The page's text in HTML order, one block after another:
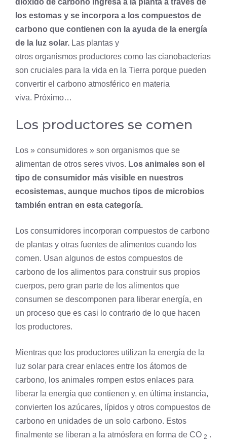
dióxido de carbono ingresa a la planta a través de
los estomas y se incorpora a los compuestos de
carbono que contienen con la ayuda de la energía
de la luz solar. Las plantas y
otros organismos productores como las cianobacterias
son cruciales para la vida en la Tierra porque pueden
convertir el carbono atmosférico en materia
viva. Próximo…
Los productores se comen
Los » consumidores » son organismos que se
alimentan de otros seres vivos. Los animales son el
tipo de consumidor más visible en nuestros
ecosistemas, aunque muchos tipos de microbios
también entran en esta categoría.
Los consumidores incorporan compuestos de carbono
de plantas y otras fuentes de alimentos cuando los
comen. Usan algunos de estos compuestos de
carbono de los alimentos para construir sus propios
cuerpos, pero gran parte de los alimentos que
consumen se descomponen para liberar energía, en
un proceso que es casi lo contrario de lo que hacen
los productores.
Mientras que los productores utilizan la energía de la
luz solar para crear enlaces entre los átomos de
carbono, los animales rompen estos enlaces para
liberar la energía que contienen y, en última instancia,
convierten los azúcares, lípidos y otros compuestos de
carbono en unidades de un solo carbono. Estos
finalmente se liberan a la atmósfera en forma de CO 2 .